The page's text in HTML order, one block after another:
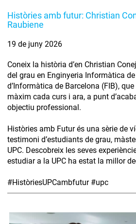
Històries amb futur: Christian
Raubiene
19 de juny 2026
Coneix la història d’en Christian
del grau en Enginyeria Informàtica
d’Informàtica de Barcelona (FIB), que
màxim cada curs i ara, a punt
objectiu professional.
Històries amb Futur és una sèrie de
testimoni d’estudiants de grau,
UPC. Descobreix les seves
estudiar a la UPC ha estat la millor
#HistòriesUPCambfutur #upc